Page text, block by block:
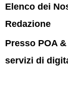
Elenco dei
Redazione
Presso POA
servizi di